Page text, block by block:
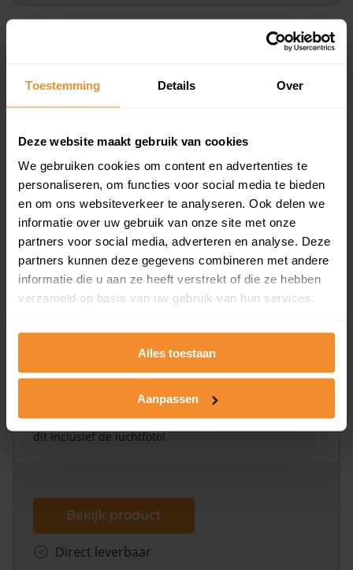
Toestemming Details Over
Deze website maakt gebruik van cookies
We gebruiken cookies om content en advertenties te
personaliseren, om functies voor social media te bieden
en om ons websiteverkeer te analyseren. Ook delen we
informatie over uw gebruik van onze site met onze
partners voor social media, adverteren en analyse. Deze
partners kunnen deze gegevens combineren met andere
informatie die u aan ze heeft verstrekt of die ze hebben
verzameld op basis van uw gebruik van hun services.
Alles toestaan
Aanpassen
Koopsommenoverzicht (1 jaar gratis
Inclusief 1 jaar gratis updates
en koopdatum) binnen een postcodegebied. Dit
inclusief een jaar lang gratis updates van nieuwe
koopsommen.
Bekijk product
Direct leverbaar
Kadastrale kaart pakket
Alleen globale ligging perceel
Een uitgebreid overzicht van het perceel en
omliggende percelen met de kadastrale erfgrenzen,
dit inclusief de luchtfoto!
Bekijk product
Direct leverbaar